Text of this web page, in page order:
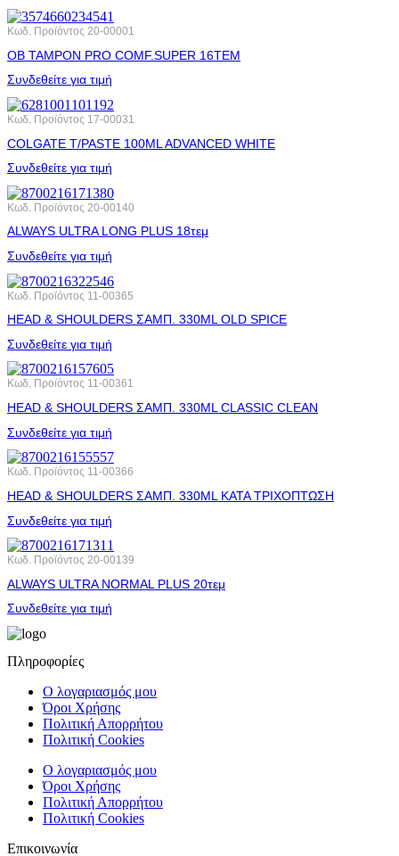
Κωδ. Προϊόντος 20-00001
OB ΤΑΜΡΟΝ PRO COMF.SUPER 16ΤΕΜ
Συνδεθείτε για τιμή
Κωδ. Προϊόντος 17-00031
COLGATE T/PASTE 100ML ADVANCED WHITE
Συνδεθείτε για τιμή
Κωδ. Προϊόντος 20-00140
ALWAYS ULTRA LONG PLUS 18τεμ
Συνδεθείτε για τιμή
Κωδ. Προϊόντος 11-00365
HEAD & SHOULDERS ΣΑΜΠ. 330ML OLD SPICE
Συνδεθείτε για τιμή
Κωδ. Προϊόντος 11-00361
HEAD & SHOULDERS ΣΑΜΠ. 330ML CLASSIC CLEAN
Συνδεθείτε για τιμή
Κωδ. Προϊόντος 11-00366
HEAD & SHOULDERS ΣΑΜΠ. 330ML ΚΑΤΑ ΤΡΙΧΟΠΤΩΣΗ
Συνδεθείτε για τιμή
Κωδ. Προϊόντος 20-00139
ALWAYS ULTRA NORMAL PLUS 20τεμ
Συνδεθείτε για τιμή
Πληροφορίες
Ο λογαριασμός μου
Όροι Χρήσης
Πολιτική Απορρήτου
Πολιτική Cookies
Ο λογαριασμός μου
Όροι Χρήσης
Πολιτική Απορρήτου
Πολιτική Cookies
Επικοινωνία